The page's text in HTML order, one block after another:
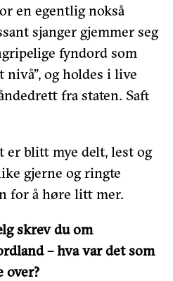
en egentlig nokså
sjanger gjemmer seg
fyndord som
nivå”, og holdes i live
fra staten. Saft
er blitt mye delt, lest og
gjerne og ringte
for å høre litt mer.
skrev du om
– hva var det som
over?